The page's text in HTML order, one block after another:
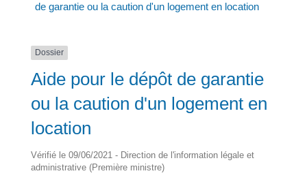
de garantie ou la caution d'un logement en location
Dossier
Aide pour le dépôt de garantie
ou la caution d'un logement en
location
Vérifié le 09/06/2021 - Direction de l'information légale et
administrative (Première ministre)